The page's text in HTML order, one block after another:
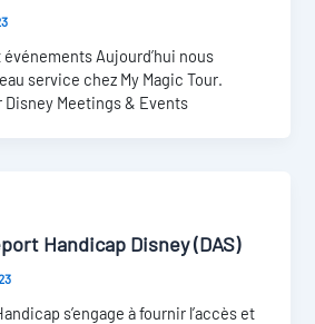
Aujourd’hui nous
service chez My Magic Tour.
Meetings & Events
Handicap Disney (DAS)
s’engage à fournir l’accès et